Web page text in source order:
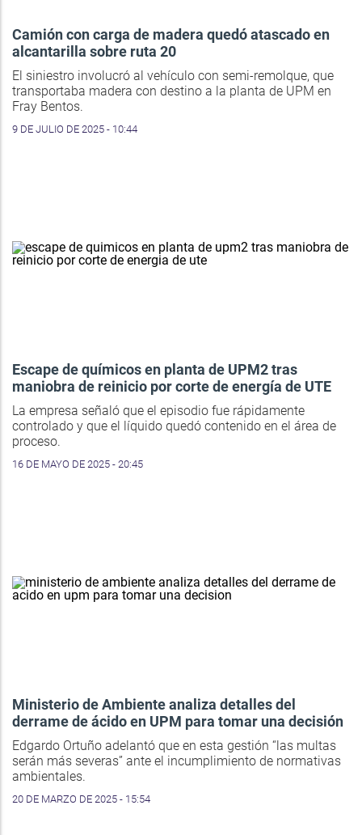
Camión con carga de madera quedó atascado en
alcantarilla sobre ruta 20
El siniestro involucró al vehículo con semi-remolque, que
transportaba madera con destino a la planta de UPM en
Fray Bentos.
9 DE JULIO DE 2025 - 10:44
Escape de químicos en planta de UPM2 tras
maniobra de reinicio por corte de energía de UTE
La empresa señaló que el episodio fue rápidamente
controlado y que el líquido quedó contenido en el área de
proceso.
16 DE MAYO DE 2025 - 20:45
Ministerio de Ambiente analiza detalles del
derrame de ácido en UPM para tomar una decisión
Edgardo Ortuño adelantó que en esta gestión “las multas
serán más severas” ante el incumplimiento de normativas
ambientales.
20 DE MARZO DE 2025 - 15:54